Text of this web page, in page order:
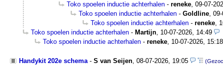
Toko spoelen inductie achterhalen - reneke, 09-07-
Toko spoelen inductie achterhalen - Goldline,
Toko spoelen inductie achterhalen - reneke,
Toko spoelen inductie achterhalen - Martijn, 10-07-2026, 14:49
Toko spoelen inductie achterhalen - reneke, 10-07-2026, 15:18
Handykit 202e schema - S van Seijen 08-07-2026, 19:05